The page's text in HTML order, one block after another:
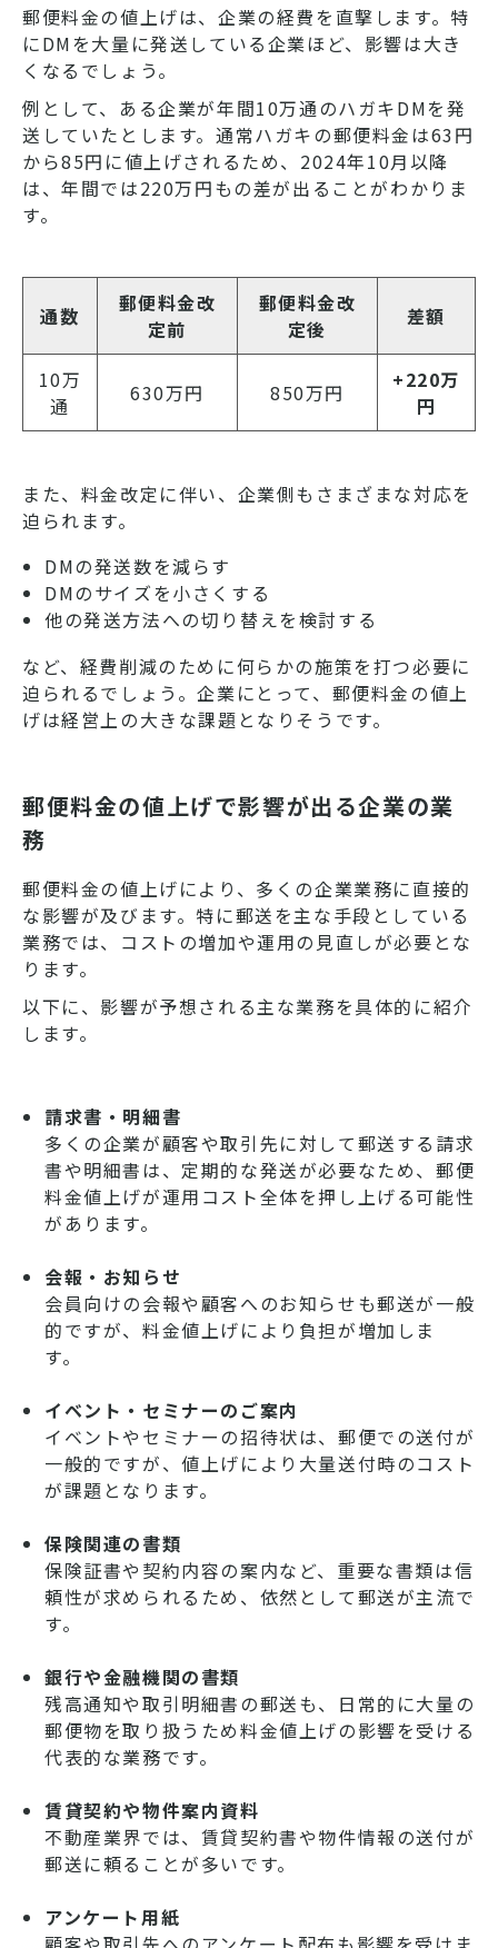
郵便料金の値上げは、企業の経費を直撃します。特
にDMを大量に発送している企業ほど、影響は大き
くなるでしょう。
例として、ある企業が年間10万通のハガキDMを発
送していたとします。通常ハガキの郵便料金は63円
から85円に値上げされるため、2024年10月以降
は、年間では220万円もの差が出ることがわかりま
す。
通数
郵便料金改
定前
郵便料金改
定後
差額
10万
通
630万円 850万円
+220万
円
また、料金改定に伴い、企業側もさまざまな対応を
迫られます。
DMの発送数を減らす
DMのサイズを小さくする
他の発送方法への切り替えを検討する
など、経費削減のために何らかの施策を打つ必要に
迫られるでしょう。企業にとって、郵便料金の値上
げは経営上の大きな課題となりそうです。
郵便料金の値上げで影響が出る企業の業
務
郵便料金の値上げにより、多くの企業業務に直接的
な影響が及びます。特に郵送を主な手段としている
業務では、コストの増加や運用の見直しが必要とな
ります。
以下に、影響が予想される主な業務を具体的に紹介
します。
請求書・明細書
多くの企業が顧客や取引先に対して郵送する請求
書や明細書は、定期的な発送が必要なため、郵便
料金値上げが運用コスト全体を押し上げる可能性
があります。
会報・お知らせ
会員向けの会報や顧客へのお知らせも郵送が一般
的ですが、料金値上げにより負担が増加しま
す。
イベント・セミナーのご案内
イベントやセミナーの招待状は、郵便での送付が
一般的ですが、値上げにより大量送付時のコスト
が課題となります。
保険関連の書類
保険証書や契約内容の案内など、重要な書類は信
頼性が求められるため、依然として郵送が主流で
す。
銀行や金融機関の書類
残高通知や取引明細書の郵送も、日常的に大量の
郵便物を取り扱うため料金値上げの影響を受ける
代表的な業務です。
賃貸契約や物件案内資料
不動産業界では、賃貸契約書や物件情報の送付が
郵送に頼ることが多いです。
アンケート用紙